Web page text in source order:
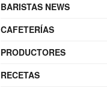
BARISTAS NEWS
CAFETERÍAS
PRODUCTORES
RECETAS